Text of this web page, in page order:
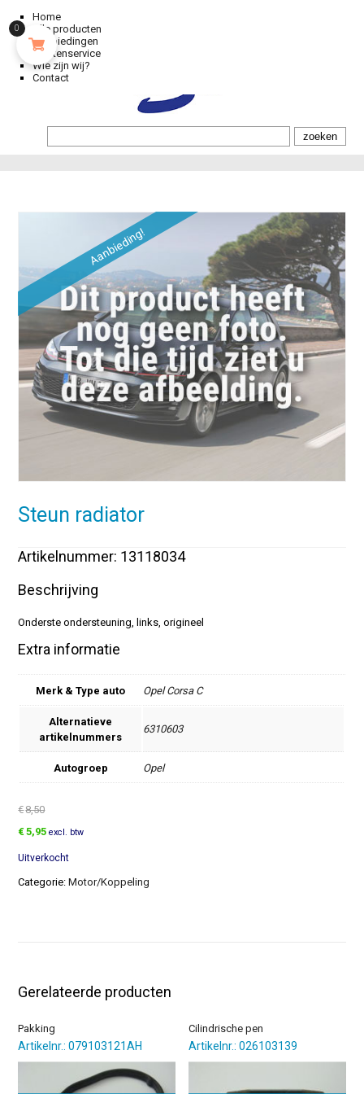
Home
Alle producten
Aanbiedingen
Klantenservice
Wie zijn wij?
Contact
Aanbieding!
Steun radiator
Artikelnummer: 13118034
Beschrijving
Onderste ondersteuning, links, origineel
Extra informatie
Merk & Type auto Opel Corsa C
Alternatieve
artikelnummers
6310603
Autogroep Opel
€8,50
Oorspronkelijke
was:
€8,50.
€5,95Huidige
is:
€5,95.
excl. btw
Uitverkocht
Categorie:Motor/Koppeling
Gerelateerde producten
Pakking
Artikelnr.: 079103121AH
Cilindrische pen
Artikelnr.: 026103139
0